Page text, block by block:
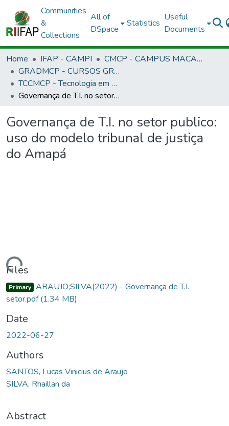
Communities
&
Collections
All of
DSpace
Statistics
Useful
Documents
Home IFAP - CAMPI
CMCP - CAMPUS MACAPÁ
GRADMCP - CURSOS GRADUAÇÃO - CAMPUS MACAPÁ
TCCMCP - Tecnologia em Redes de Computadores
Governança de T.I. no setor publico: uso do modelo tribunal de justiça do Amapá
Governança de T.I. no setor publico:
uso do modelo tribunal de justiça
do Amapá
Files
Primary ARAUJO;SILVA(2022) - Governança de T.I.
setor.pdf(1.34 MB)
Date
2022-06-27
Authors
SANTOS, Lucas Vinicius de Araujo
SILVA, Rhaillan da
Abstract